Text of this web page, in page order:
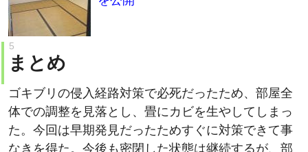
まとめ
ゴキブリの侵入経路対策で必死だったため、部屋全
体での調整を見落とし、畳にカビを生やしてしまっ
た。今回は早期発見だったためすぐに対策できて事
なきを得た。今後も密閉した状態は継続するが、部
屋の換気をするよう心がけるよ。